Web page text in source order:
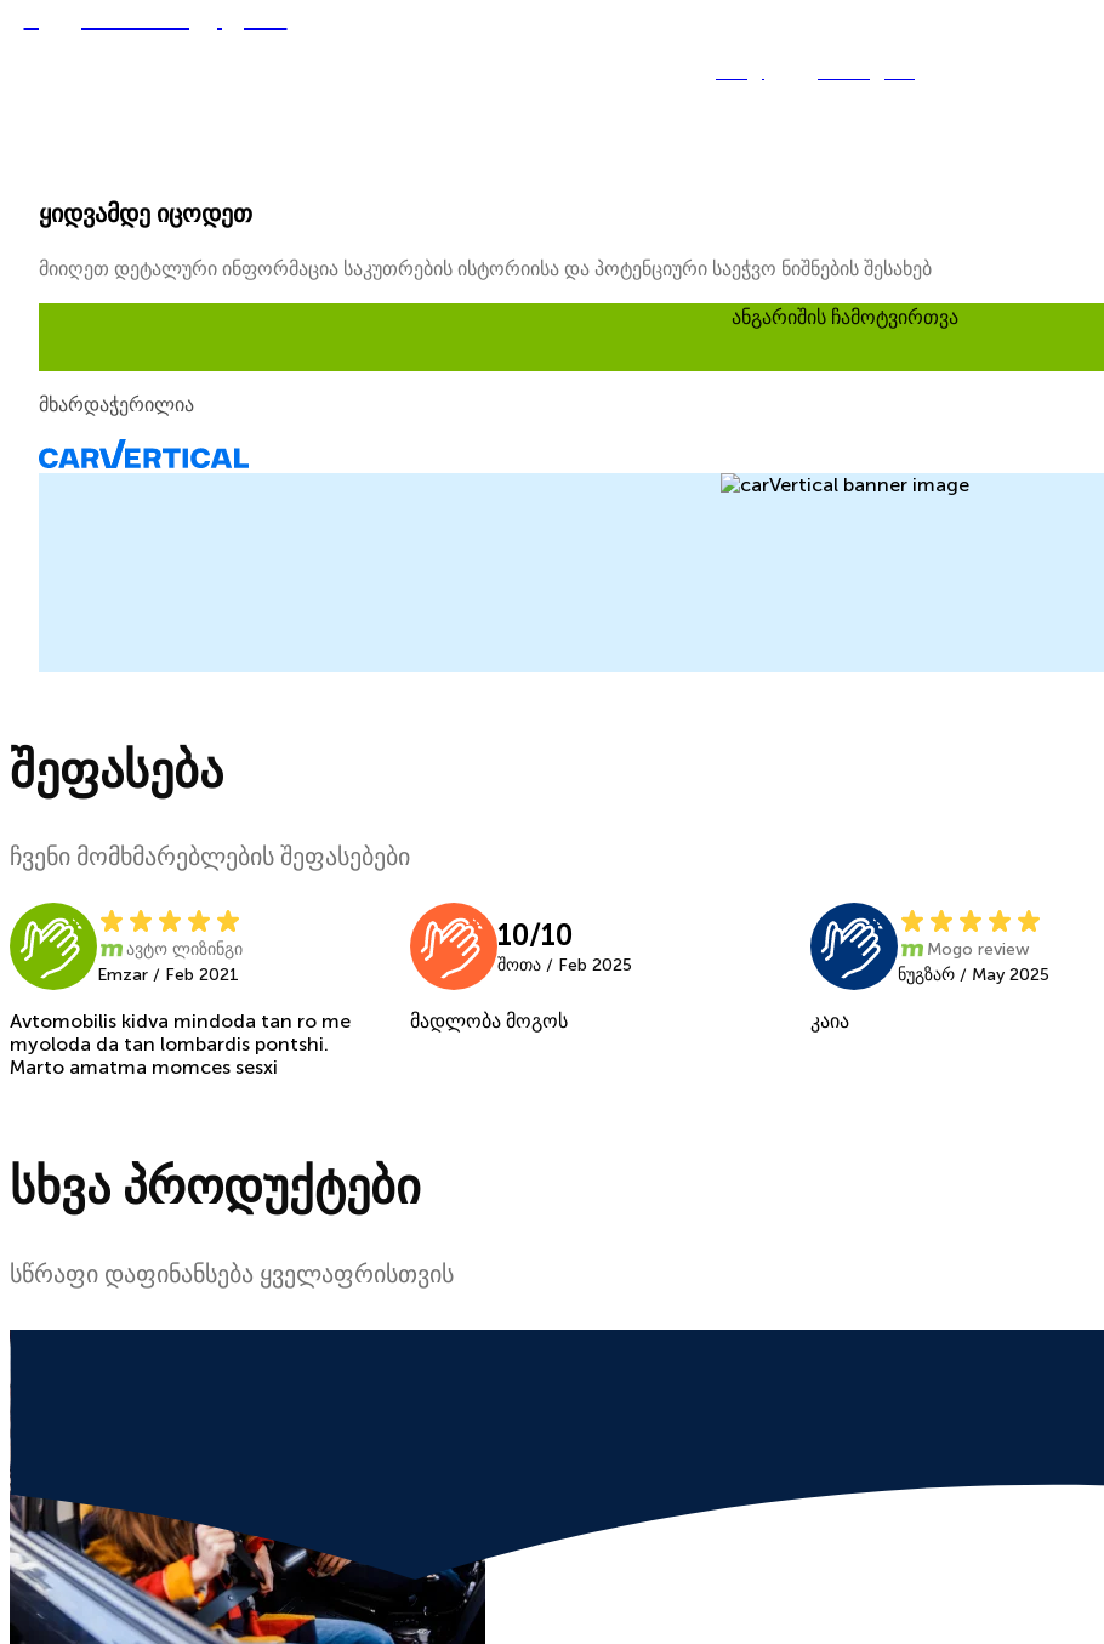
ყიდვამდე იცოდეთ
მიიღეთ დეტალური ინფორმაცია საკუთრების ისტორიისა და პოტენციური საეჭვო ნიშნების შესახებ
ანგარიშის ჩამოტვირთვა
მხარდაჭერილია
შეფასება
ჩვენი მომხმარებლების შეფასებები
ავტო ლიზინგი
Emzar / Feb 2021
Avtomobilis kidva mindoda tan ro me
myoloda da tan lombardis pontshi.
Marto amatma momces sesxi
10/10
შოთა / Feb 2025
მადლობა მოგოს
Mogo review
ნუგზარ / May 2025
კაია
სხვა პროდუქტები
სწრაფი დაფინანსება ყველაფრისთვის